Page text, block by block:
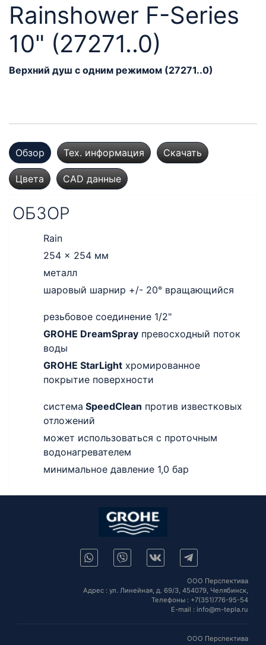
Rainshower F-Series
10" (27271..0)
Верхний душ с одним режимом (27271..0)
Обзор Тех. информация Скачать
Цвета CAD данные
ОБЗОР
Rain
254 x 254 мм
металл
шаровый шарнир +/- 20° вращающийся
резьбовое соединение 1/2"
GROHE DreamSpray превосходный поток
воды
GROHE StarLight хромированное
покрытие поверхности
система SpeedClean против известковых
отложений
может использоваться с проточным
водонагревателем
минимальное давление 1,0 бар
ООО Перспектива
Адрес : ул. Линейная, д. 69/3, 454079, Челябинск,
Телефоны : +7(351)776-95-54
E-mail : info@m-tepla.ru
ООО Перспектива